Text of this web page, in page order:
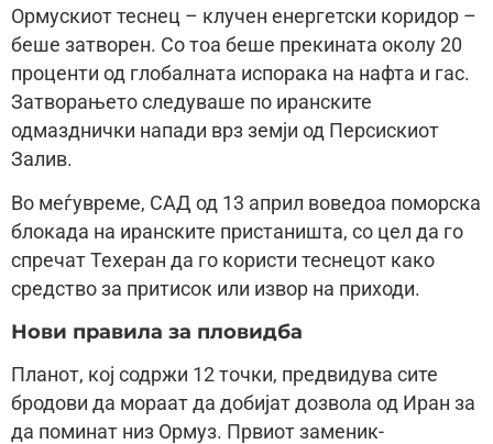
Ормускиот теснец – клучен енергетски коридор –
беше затворен. Со тоа беше прекината околу 20
проценти од глобалната испорака на нафта и гас.
Затворањето следуваше по иранските
одмазднички напади врз земји од Персискиот
Залив.
Во меѓувреме, САД од 13 април воведоа поморска
блокада на иранските пристаништа, со цел да го
спречат Техеран да го користи теснецот како
средство за притисок или извор на приходи.
Нови правила за пловидба
Планот, кој содржи 12 точки, предвидува сите
бродови да мораат да добијат дозвола од Иран за
да поминат низ Ормуз. Првиот заменик-